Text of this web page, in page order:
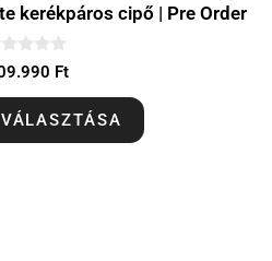
kerékpáros cipő | Pre Order
Ft